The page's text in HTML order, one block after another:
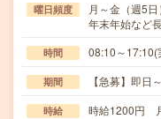
曜日頻度
月～金（週5
年末年始など
時間 08:10～
期間 【急募】即日
時給 時給1200円